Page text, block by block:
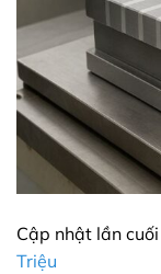
Cập nhật lần
Triệu